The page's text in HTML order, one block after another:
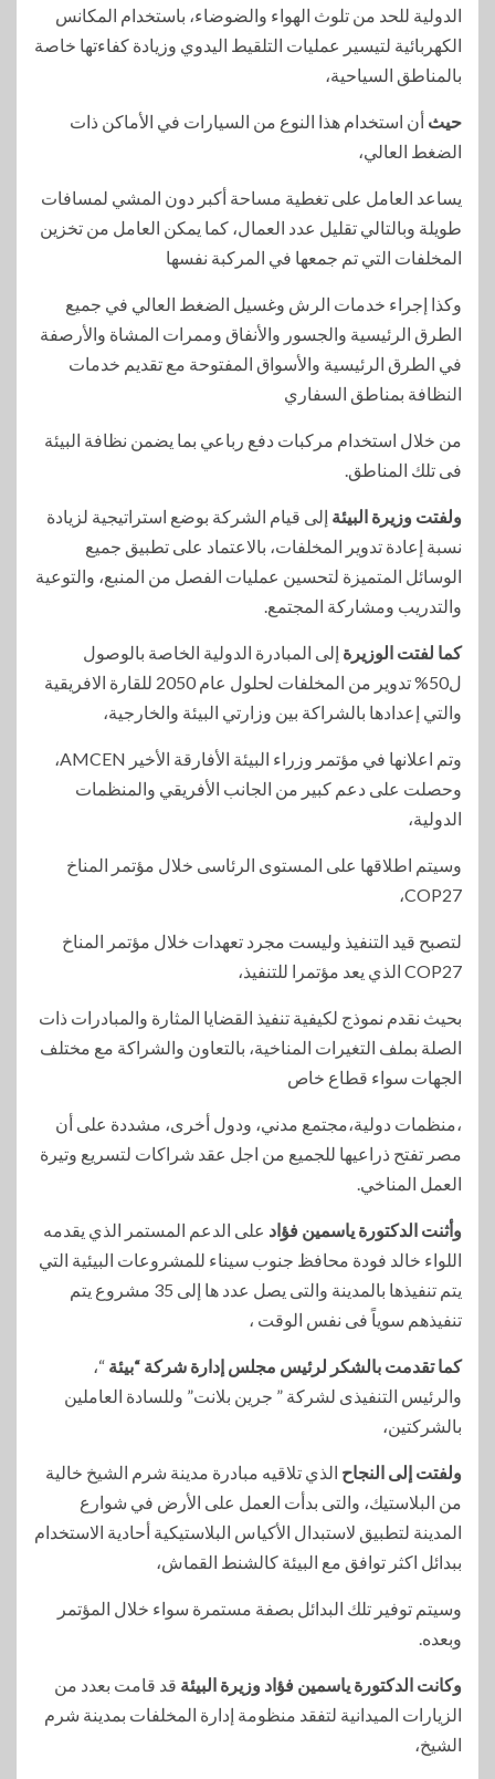
الدولية للحد من تلوث الهواء والضوضاء، باستخدام المكانس
الكهربائية لتيسير عمليات التلقيط اليدوي وزيادة كفاءتها خاصة
بالمناطق السياحية،
حيث أن استخدام هذا النوع من السيارات في الأماكن ذات
الضغط العالي،
يساعد العامل على تغطية مساحة أكبر دون المشي لمسافات
طويلة وبالتالي تقليل عدد العمال، كما يمكن العامل من تخزين
المخلفات التي تم جمعها في المركبة نفسها
وكذا إجراء خدمات الرش وغسيل الضغط العالي في جميع
الطرق الرئيسية والجسور والأنفاق وممرات المشاة والأرصفة
في الطرق الرئيسية والأسواق المفتوحة مع تقديم خدمات
النظافة بمناطق السفاري
من خلال استخدام مركبات دفع رباعي بما يضمن نظافة البيئة
فى تلك المناطق.
ولفتت وزيرة البيئة إلى قيام الشركة بوضع استراتيجية لزيادة
نسبة إعادة تدوير المخلفات، بالاعتماد على تطبيق جميع
الوسائل المتميزة لتحسين عمليات الفصل من المنبع، والتوعية
والتدريب ومشاركة المجتمع.
كما لفتت الوزيرة إلى المبادرة الدولية الخاصة بالوصول
ل50% تدوير من المخلفات لحلول عام 2050 للقارة الافريقية
والتي إعدادها بالشراكة بين وزارتي البيئة والخارجية،
وتم اعلانها في مؤتمر وزراء البيئة الأفارقة الأخير AMCEN،
وحصلت على دعم كبير من الجانب الأفريقي والمنظمات
الدولية،
وسيتم اطلاقها على المستوى الرئاسى خلال مؤتمر المناخ
COP27،
لتصبح قيد التنفيذ وليست مجرد تعهدات خلال مؤتمر المناخ
COP27 الذي يعد مؤتمرا للتنفيذ،
بحيث نقدم نموذج لكيفية تنفيذ القضايا المثارة والمبادرات ذات
الصلة بملف التغيرات المناخية، بالتعاون والشراكة مع مختلف
الجهات سواء قطاع خاص
،منظمات دولية،مجتمع مدني، ودول أخرى، مشددة على أن
مصر تفتح ذراعيها للجميع من اجل عقد شراكات لتسريع وتيرة
العمل المناخي.
وأثنت الدكتورة ياسمين فؤاد على الدعم المستمر الذي يقدمه
اللواء خالد فودة محافظ جنوب سيناء للمشروعات البيئية التي
يتم تنفيذها بالمدينة والتى يصل عدد ها إلى 35 مشروع يتم
تنفيذهم سوياً فى نفس الوقت ،
كما تقدمت بالشكر لرئيس مجلس إدارة شركة “بيئة “،
والرئيس التنفيذى لشركة ” جرين بلانت” وللسادة العاملين
بالشركتين،
ولفتت إلى النجاح الذي تلاقيه مبادرة مدينة شرم الشيخ خالية
من البلاستيك، والتى بدأت العمل على الأرض في شوارع
المدينة لتطبيق لاستبدال الأكياس البلاستيكية أحادية الاستخدام
ببدائل اكثر توافق مع البيئة كالشنط القماش،
وسيتم توفير تلك البدائل بصفة مستمرة سواء خلال المؤتمر
وبعده.
وكانت الدكتورة ياسمين فؤاد وزيرة البيئة قد قامت بعدد من
الزيارات الميدانية لتفقد منظومة إدارة المخلفات بمدينة شرم
الشيخ،